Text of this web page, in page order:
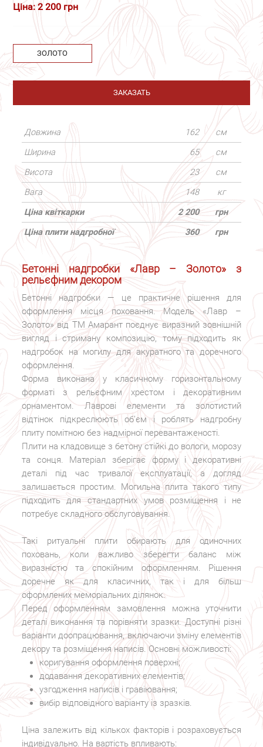
Ціна: 2 200 грн
ЗОЛОТО
ЗАКАЗАТЬ
Довжина 162
см
Ширина
65
см
Висота
23
см
Вага
148
кг
Ціна квіткарки
2 200
грн
Ціна плити надгробної
360 грн
Бетонні надгробки «Лавр – Золото» з
рельєфним декором
Бетонні надгробки — це практичне рішення для
оформлення місця поховання. Модель «Лавр –
Золото» від ТМ Амарант поєднує виразний зовнішній
вигляд і стриману композицію, тому підходить як
надгробок на могилу для акуратного та доречного
оформлення.
Форма виконана у класичному горизонтальному
форматі з рельєфним хрестом і декоративним
орнаментом. Лаврові елементи та золотистий
відтінок підкреслюють об’єм і роблять надгробну
плиту помітною без надмірної перевантаженості.
Плити на кладовище з бетону стійкі до вологи, морозу
та сонця. Матеріал зберігає форму і декоративні
деталі під час тривалої експлуатації, а догляд
залишається простим. Могильна плита такого типу
підходить для стандартних умов розміщення і не
потребує складного обслуговування.
Такі ритуальні плити обирають для одиночних
поховань, коли важливо зберегти баланс між
виразністю та спокійним оформленням. Рішення
доречне як для класичних, так і для більш
оформлених меморіальних ділянок.
Перед оформленням замовлення можна уточнити
деталі виконання та порівняти зразки. Доступні різні
варіанти доопрацювання, включаючи зміну елементів
декору та розміщення написів. Основні можливості:
коригування оформлення поверхні;
додавання декоративних елементів;
узгодження написів і гравіювання;
вибір відповідного варіанту із зразків.
Ціна залежить від кількох факторів і розраховується
індивідуально. На вартість впливають: